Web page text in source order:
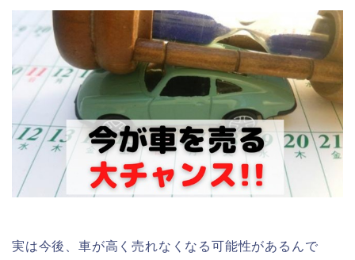
実は今後、車が高く売れなくなる可能性があるんで